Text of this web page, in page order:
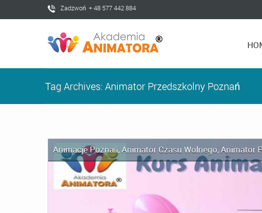
Zadzwoń + 48 577 442 884
Tag Archives: Animator Przedszkolny Poznań
Animacje Poznań,Animator Czasu Wolnego,Animator